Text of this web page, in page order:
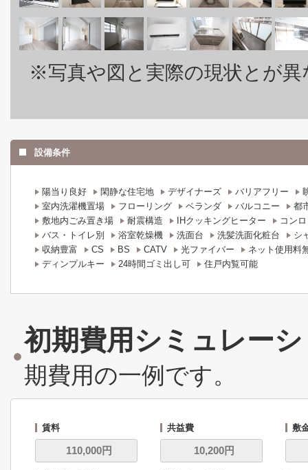
※写真や図と実際の現状とが
設備条件
陽当り良好 閑静な住宅地 デザイナーズ バリアフリー
室内洗濯機置場
フローリング ベランダ バルコニー
都
敷地内ごみ置き場
耐震構造 IHクッキングヒーター
コン
バス・トイレ別
浴室乾燥機 洗面台 洗髪洗面化粧台
シ
収納豊富
CS BS CATV 光ファイバー
ネット使用料
ディンプルキー
24時間ゴミ出し可 住戸内覧可能
初期費用シミュレー
期費用の一例です。
賃料 共益費 敷